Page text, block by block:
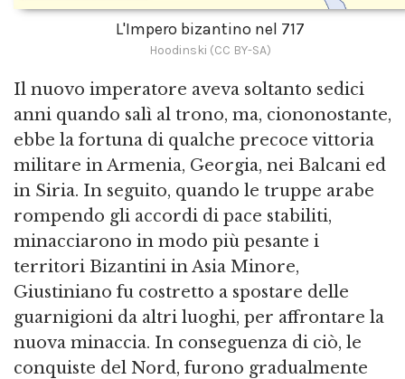
L'Impero bizantino nel 717
Hoodinski (CC BY-SA)
Il nuovo imperatore aveva soltanto sedici
anni quando salì al trono, ma, ciononostante,
ebbe la fortuna di qualche precoce vittoria
militare in Armenia, Georgia, nei Balcani ed
in Siria. In seguito, quando le truppe arabe
rompendo gli accordi di pace stabiliti,
minacciarono in modo più pesante i
territori Bizantini in Asia Minore,
Giustiniano fu costretto a spostare delle
guarnigioni da altri luoghi, per affrontare la
nuova minaccia. In conseguenza di ciò, le
conquiste del Nord, furono gradualmente